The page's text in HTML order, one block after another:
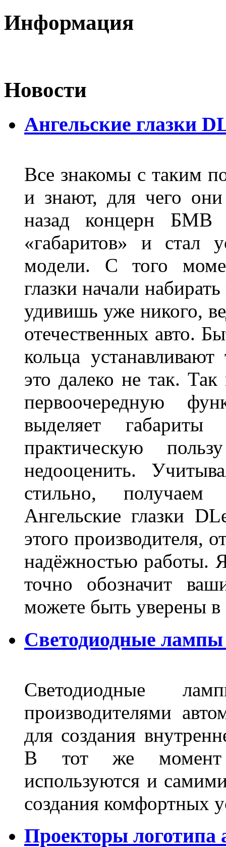
Информация
Новости
Ангельские глазки
Все знакомы с таким
и знают, для чего
назад концерн БМВ
«габаритов» и стал
модели. С того
глазки начали
удивишь уже никого,
отечественных авто.
кольца
это далеко не так. Так
первоочередную
выделяет
практическую
недооценить.
стильно,
Ангельские глазки
этого производителя,
надёжностью работы.
точно обозначит
можете быть уверены
Светодиодные
Светодиодные
производителями
для создания
В тот же момент
используются и
создания комфортных
Проекторы логотипа